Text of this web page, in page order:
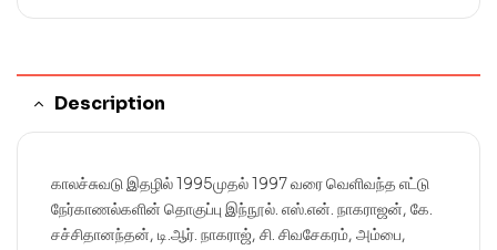
Description
காலச்சுவடு இதழில் 1995முதல் 1997 வரை வெளிவந்த எட்டு
நேர்காணல்களின் தொகுப்பு இந்நூல். எஸ்.என். நாகராஜன், கே.
சச்சிதானந்தன், டி.ஆர். நாகராஜ், சி. சிவசேகரம், அம்பை,